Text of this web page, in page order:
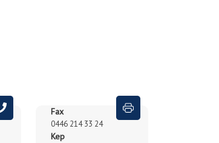
Fax
0446 214 33 24
Kep